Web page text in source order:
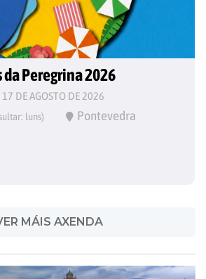
da Peregrina 2026
DE AGOSTO DE 2026
luns) Pontevedra
MÁIS AXENDA